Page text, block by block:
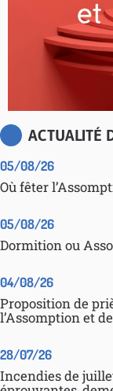
ACTUALITÉ
05/08/26
Où fêter
05/08/26
Dormition ou
04/08/26
Proposition de
l’Assomption et
28/07/26
Incendies de